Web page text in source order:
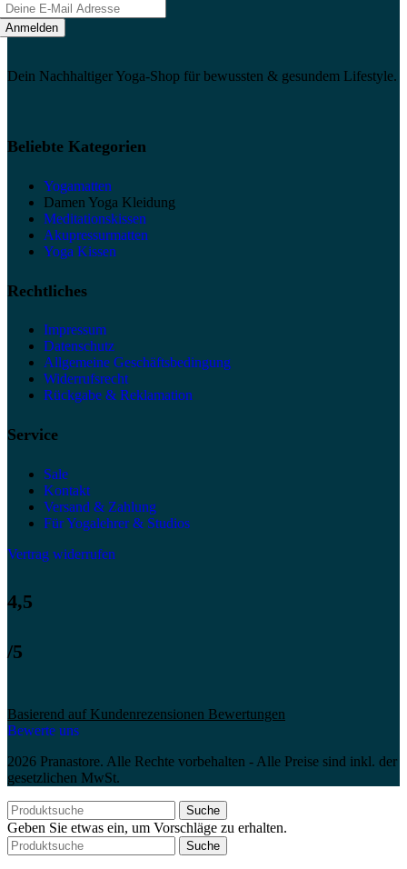
Dein Nachhaltiger Yoga-Shop für bewussten & gesundem Lifestyle.
Beliebte Kategorien
Yogamatten
Damen Yoga Kleidung
Meditationskissen
Akupressurmatten
Yoga Kissen
Rechtliches
Impressum
Datenschutz
Allgemeine Geschäftsbedingung
Widerrufsrecht
Rückgabe & Reklamation
Service
Sale
Kontakt
Versand & Zahlung
Für Yogalehrer & Studios
Vertrag widerrufen
4,5
/5
Basierend auf Kundenrezensionen Bewertungen
Bewerte uns
2026 Pranastore. Alle Rechte vorbehalten - Alle Preise sind inkl. der
gesetzlichen MwSt.
Suche
Geben Sie etwas ein, um Vorschläge zu erhalten.
Suche